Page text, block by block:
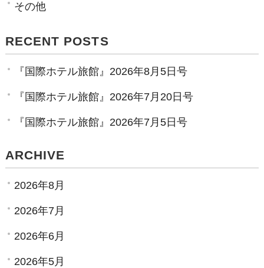
その他
RECENT POSTS
『国際ホテル旅館』2026年8月5日号
『国際ホテル旅館』2026年7月20日号
『国際ホテル旅館』2026年7月5日号
ARCHIVE
2026年8月
2026年7月
2026年6月
2026年5月